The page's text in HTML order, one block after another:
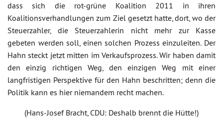
dass sich die rot-grüne Koalition 2011 in ihren
Koalitionsverhandlungen zum Ziel gesetzt hatte, dort, wo der
Steuerzahler, die Steuerzahlerin nicht mehr zur Kasse
gebeten werden soll, einen solchen Prozess einzuleiten. Der
Hahn steckt jetzt mitten im Verkaufsprozess. Wir haben damit
den einzig richtigen Weg, den einzigen Weg mit einer
langfristigen Perspektive für den Hahn beschritten; denn die
Politik kann es hier niemandem recht machen.
(Hans-Josef Bracht, CDU: Deshalb brennt die Hütte!)